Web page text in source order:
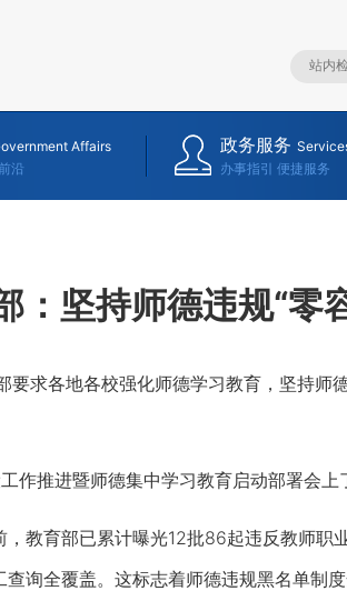
Affairs
沿
政务服务
办事指引 便捷服务
：坚持师德违规“零
各地各校强化师德学习教育，坚持师德
推进暨师德集中学习教育启动部署会上
育部已累计曝光12批86起违反教师职
询全覆盖。这标志着师德违规黑名单制